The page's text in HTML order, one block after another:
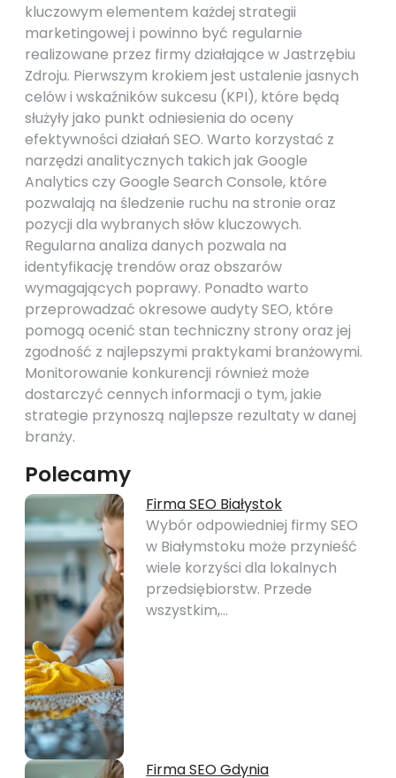
kluczowym elementem każdej strategii
marketingowej i powinno być regularnie
realizowane przez firmy działające w Jastrzębiu
Zdroju. Pierwszym krokiem jest ustalenie jasnych
celów i wskaźników sukcesu (KPI), które będą
służyły jako punkt odniesienia do oceny
efektywności działań SEO. Warto korzystać z
narzędzi analitycznych takich jak Google
Analytics czy Google Search Console, które
pozwalają na śledzenie ruchu na stronie oraz
pozycji dla wybranych słów kluczowych.
Regularna analiza danych pozwala na
identyfikację trendów oraz obszarów
wymagających poprawy. Ponadto warto
przeprowadzać okresowe audyty SEO, które
pomogą ocenić stan techniczny strony oraz jej
zgodność z najlepszymi praktykami branżowymi.
Monitorowanie konkurencji również może
dostarczyć cennych informacji o tym, jakie
strategie przynoszą najlepsze rezultaty w danej
branży.
Polecamy
Firma SEO Białystok
Wybór odpowiedniej firmy SEO
w Białymstoku może przynieść
wiele korzyści dla lokalnych
przedsiębiorstw. Przede
wszystkim,…
Firma SEO Gdynia